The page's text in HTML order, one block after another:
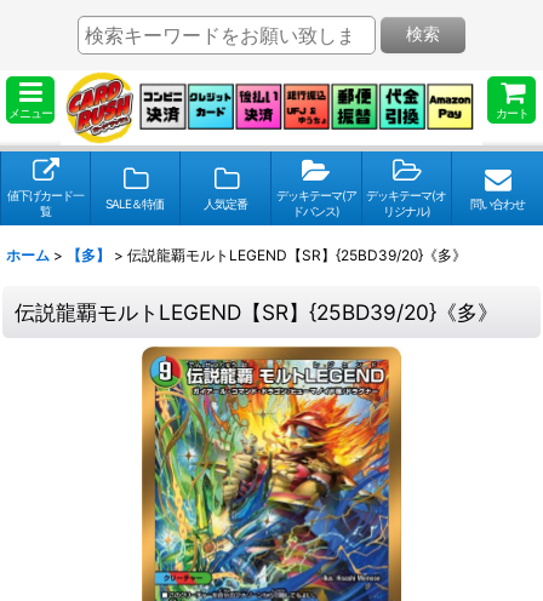
メニュー カート
検索
値下げカード一
覧
SALE＆特価 人気定番
デッキテーマ(ア
ドバンス)
デッキテーマ(オ
リジナル)
問い合わせ
ホーム > 【多】 > 伝説龍覇モルトLEGEND【SR】{25BD39/20}《多》
伝説龍覇モルトLEGEND【SR】{25BD39/20}《多》